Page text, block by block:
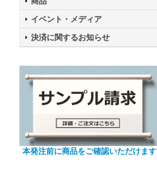
イベント・メディア
決済に関するお知らせ
本発注前に商品をご確認いただけます